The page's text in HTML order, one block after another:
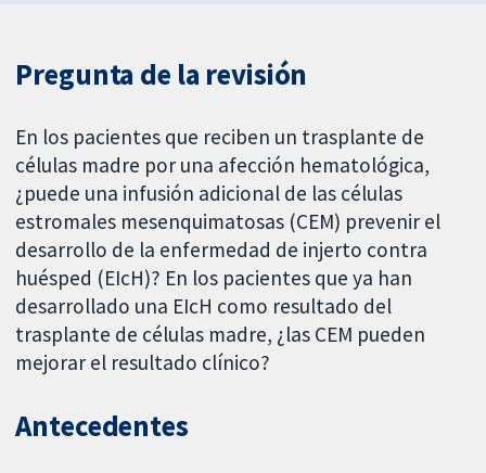
Pregunta de la revisión
En los pacientes que reciben un trasplante de
células madre por una afección hematológica,
¿puede una infusión adicional de las células
estromales mesenquimatosas (CEM) prevenir el
desarrollo de la enfermedad de injerto contra
huésped (EIcH)? En los pacientes que ya han
desarrollado una EIcH como resultado del
trasplante de células madre, ¿las CEM pueden
mejorar el resultado clínico?
Antecedentes